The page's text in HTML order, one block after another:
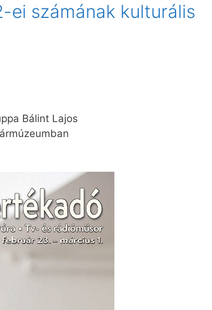
ei számának kulturális
Bálint Lajos